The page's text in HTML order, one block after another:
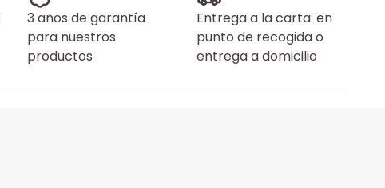
3 años de garantía
para nuestros
productos
Entrega a la carta: en
punto de recogida o
entrega a domicilio